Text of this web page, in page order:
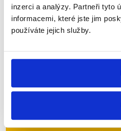
inzerci a analýzy. Partneři tyto
informacemi, které jste jim
používáte jejich služby.
Předseda
svém
občany,
chovají
Zůstaňme v